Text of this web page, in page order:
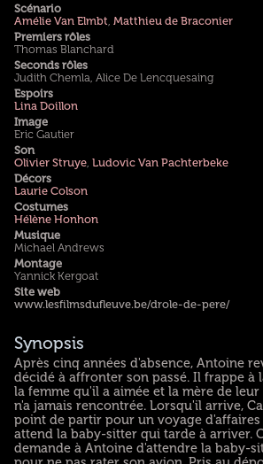
Scénario
Amélie Van Elmbt, Matthieu de Braconier
Premiers rôles
Thomas Blanchard
Seconds rôles
Judith Chemla, Alice De Lencquesaing
Espoirs
Lina Doillon
Image
Eric Gautier
Son
Olivier Struye, Ludovic Van Pachterbeke
Décors
Laurie Colson
Costumes
Hélène Honhon
Musique
Michael Andrews
Montage
Yannick Kergoat
Site web
www.lesfilmsdufleuve.be/drole-de-pere/
Synopsis
Après cinq années d'absence, Antoine
décidé à affronter son passé. Il frappe à
la femme qu'il a aimée et la mère de
n'a jamais rencontrée. Lorsqu'il arrive,
point de partir pour un voyage
attend la baby-sitter qui tarde à arriver.
demande à Antoine d'attendre la baby-